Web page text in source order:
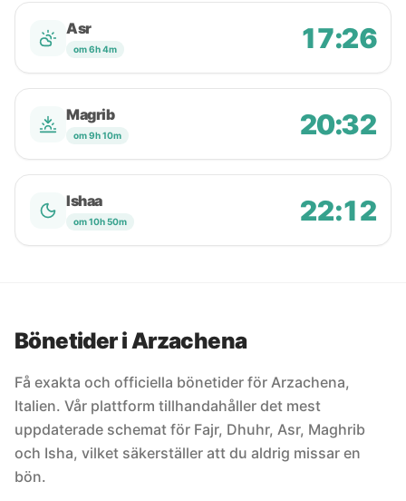
Asr
om 6h 4m 17:26
Magrib
om 9h 10m 20:32
Ishaa
om 10h 50m 22:12
Bönetider i Arzachena
Få exakta och officiella bönetider för Arzachena,
Italien. Vår plattform tillhandahåller det mest
uppdaterade schemat för Fajr, Dhuhr, Asr, Maghrib
och Isha, vilket säkerställer att du aldrig missar en
bön.